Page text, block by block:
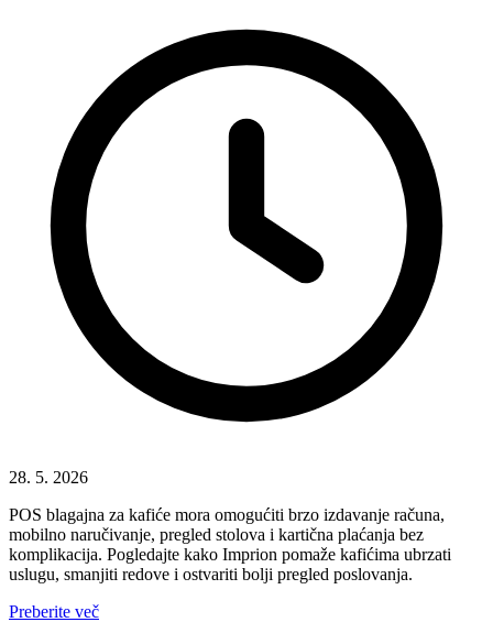
28. 5. 2026
POS blagajna za kafiće mora omogućiti brzo izdavanje računa,
mobilno naručivanje, pregled stolova i kartična plaćanja bez
komplikacija. Pogledajte kako Imprion pomaže kafićima ubrzati
uslugu, smanjiti redove i ostvariti bolji pregled poslovanja.
Preberite več